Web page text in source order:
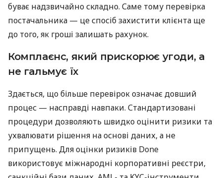
буває надзвичайно складно. Саме тому перевірка
постачальника — це спосіб захистити клієнта ще
до того, як гроші залишать рахунок.
Комплаєнс, який прискорює угоди, а
не гальмує їх
Здається, що більше перевірок означає довший
процес — насправді навпаки. Стандартизовані
процедури дозволяють швидко оцінити ризики та
ухвалювати рішення на основі даних, а не
припущень. Для оцінки ризиків Done
використовує міжнародні корпоративні реєстри,